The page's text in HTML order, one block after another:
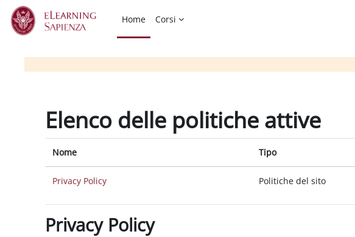
Vai al contenuto principale
Home
Corsi
Elenco delle politiche attive
Nome Tipo
Privacy Policy Politiche del sito
Privacy Policy